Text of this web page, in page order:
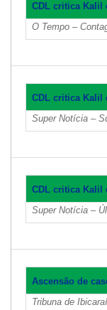
CDL critica Kalil
O Tempo –
CDL critica Kalil
Super Notícia –
CDL critica Kalil
Super Notícia –
Ascensão de
Tribuna de